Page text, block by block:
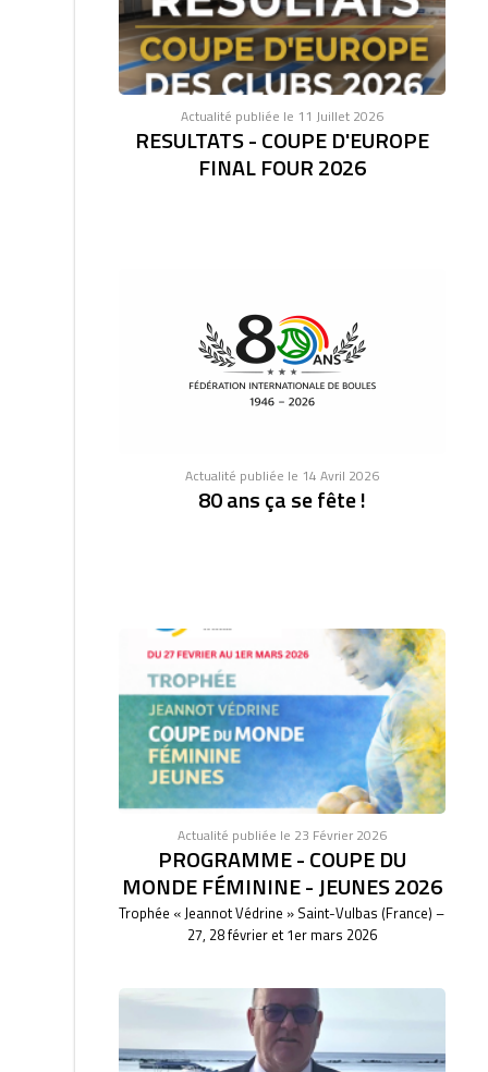
Actualité publiée le 11 Juillet 2026
RESULTATS - COUPE D'EUROPE
FINAL FOUR 2026
Actualité publiée le 14 Avril 2026
80 ans ça se fête !
Actualité publiée le 23 Février 2026
PROGRAMME - COUPE DU
MONDE FÉMININE - JEUNES 2026
Trophée « Jeannot Védrine » Saint-Vulbas (France) –
27, 28 février et 1er mars 2026